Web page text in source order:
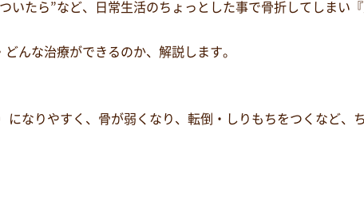
いたら”など、日常生活のちょっとした事で骨折してしまい
んな治療ができるのか、解説します。
なりやすく、骨が弱くなり、転倒・しりもちをつくなど、